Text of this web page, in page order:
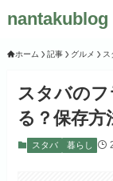
nantakublog
ホーム 記事 グルメ ス
スタバの
る？保存方
スタバ 暮らし